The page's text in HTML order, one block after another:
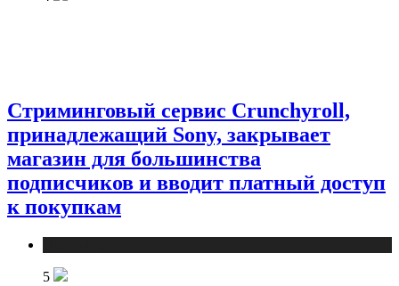
Стриминговый сервис Crunchyroll,
принадлежащий Sony, закрывает
магазин для большинства
подписчиков и вводит платный доступ
к покупкам
5